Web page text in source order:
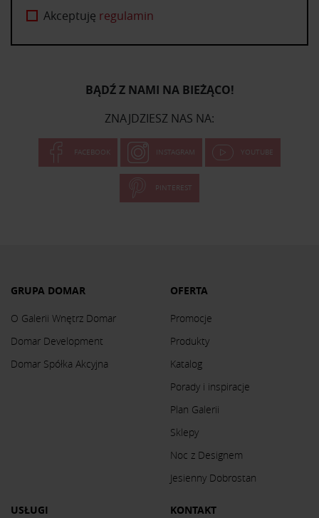
Akceptuję regulamin
BĄDŹ Z NAMI NA BIEŻĄCO!
ZNAJDZIESZ NAS NA:
FACEBOOK INSTAGRAM YOUTUBE
PINTEREST
GRUPA DOMAR
O Galerii Wnętrz Domar
Domar Development
Domar Spółka Akcyjna
OFERTA
Promocje
Produkty
Katalog
Porady i inspiracje
Plan Galerii
Sklepy
Noc z Designem
Jesienny Dobrostan
USŁUGI KONTAKT